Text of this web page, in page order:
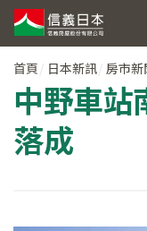
首頁 日本新訊 房市新
中野車站
落成